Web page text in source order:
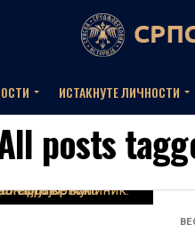
ИСТАКНУТЕ ЛИЧНОСТИ
posts